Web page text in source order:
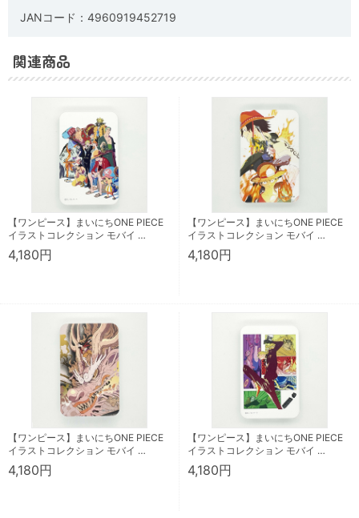
JANコード：4960919452719
関連商品
【ワンピース】まいにちONE PIECE
イラストコレクション モバイ …
4,180円
【ワンピース】まいにちONE PIECE
イラストコレクション モバイ …
4,180円
【ワンピース】まいにちONE PIECE
イラストコレクション モバイ …
4,180円
【ワンピース】まいにちONE PIECE
イラストコレクション モバイ …
4,180円